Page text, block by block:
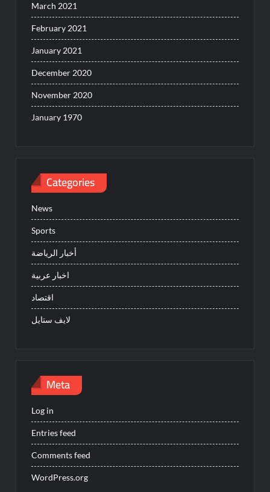
March 2021
February 2021
January 2021
December 2020
November 2020
January 1970
Categories
News
Sports
أخبار الرياضة
اخبار عربية
اقتصاد
لايف ستايل
Meta
Log in
Entries feed
Comments feed
WordPress.org